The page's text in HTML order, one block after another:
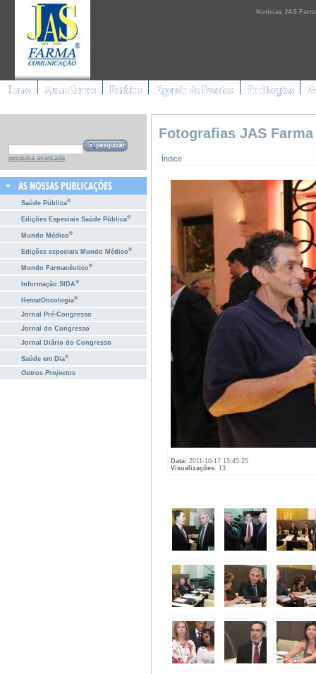
Notícias JAS
pesquisa avançada
Saúde Pública®
Edições Especiais Saúde Pública®
Mundo Médico®
Edições especiais Mundo Médico®
Mundo Farmacêutico®
Informação SIDA®
HematOncologia®
Jornal Pré-Congresso
Jornal do Congresso
Jornal Diário do Congresso
Saúde em Dia®
Outros Projectos
Fotografias JAS
Índice
Data: 2011-10-17 15:45:25
Visualizações: 13